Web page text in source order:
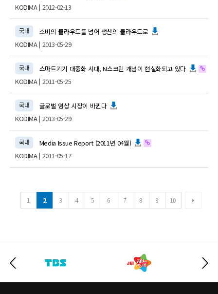
KODIMA| 2012-02-13
국내
소비의 클라우드를 넘어 생산의 클라우드로
KODIMA| 2013-05-29
국내
스마트기기 대중화 시대, N스크린 개념이 현실화되고 있다
KODIMA| 2011-05-25
국내
글로벌 영상 시장이 바뀐다
KODIMA| 2013-05-29
국내
Media Issue Report (2011년 04월)
KODIMA| 2011-05-17
1 2 3 4 5 6 7 8 9 10